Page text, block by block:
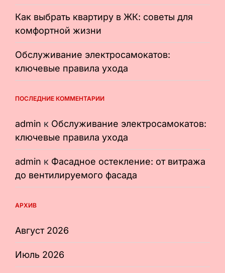
Как выбрать квартиру в ЖК: советы для
комфортной жизни
Обслуживание электросамокатов:
ключевые правила ухода
ПОСЛЕДНИЕ КОММЕНТАРИИ
admin к Обслуживание электросамокатов:
ключевые правила ухода
admin к Фасадное остекление: от витража
до вентилируемого фасада
АРХИВ
Август 2026
Июль 2026